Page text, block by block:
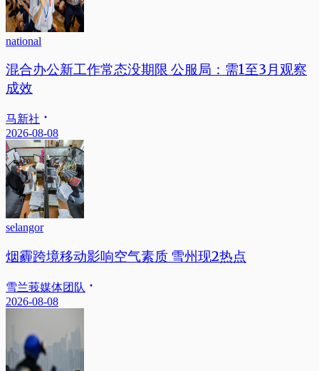
national
混合办公新工作常态没期限 公服局：需1至3月观察
成效
马新社
2026-08-08
selangor
烟霾跨境移动影响空气素质 雪州现2热点
雪兰莪媒体团队
2026-08-08